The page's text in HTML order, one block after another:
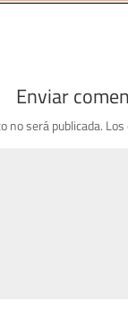
Enviar
no será publicada.